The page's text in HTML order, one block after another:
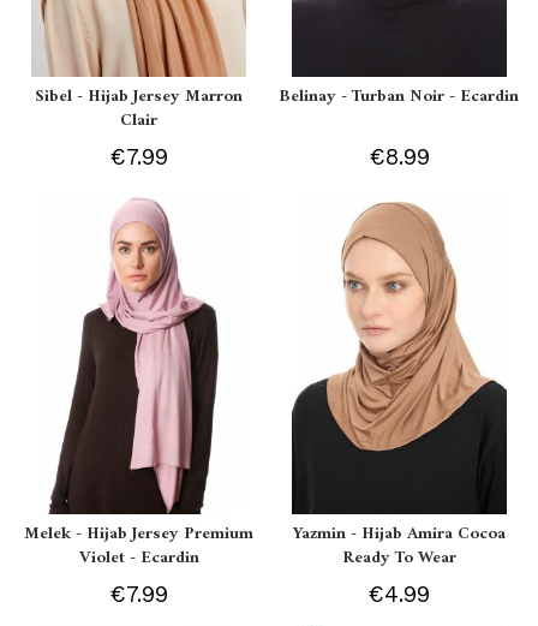
Sibel - Hijab Jersey Marron
Clair
€7.99
Belinay - Turban Noir - Ecardin
€8.99
Melek - Hijab Jersey Premium
Violet - Ecardin
€7.99
Yazmin - Hijab Amira Cocoa
Ready To Wear
€4.99